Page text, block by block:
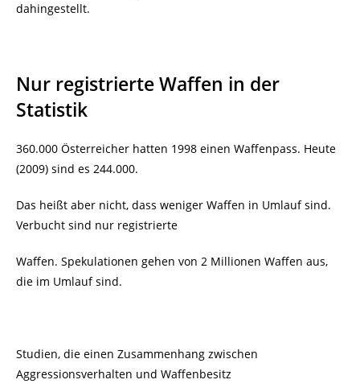
dahingestellt.
Nur registrierte Waffen in der
Statistik
360.000 Österreicher hatten 1998 einen Waffenpass. Heute
(2009) sind es 244.000.
Das heißt aber nicht, dass weniger Waffen in Umlauf sind.
Verbucht sind nur registrierte
Waffen. Spekulationen gehen von 2 Millionen Waffen aus,
die im Umlauf sind.
Studien, die einen Zusammenhang zwischen
Aggressionsverhalten und Waffenbesitz